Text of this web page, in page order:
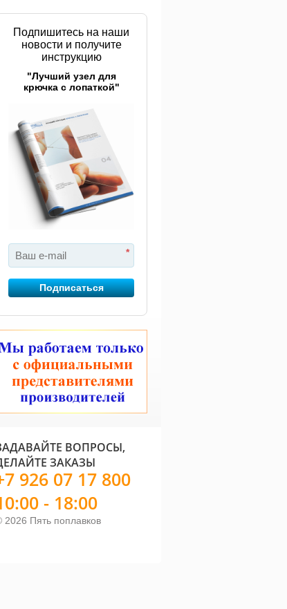
Подпишитесь на наши
новости и получите
инструкцию
"Лучший узел для
крючка с лопаткой"
*
Подписаться
2026 Пять поплавков
ВОПРОСЫ,
ЗАКАЗЫ
926 07 17 800
- 18:00